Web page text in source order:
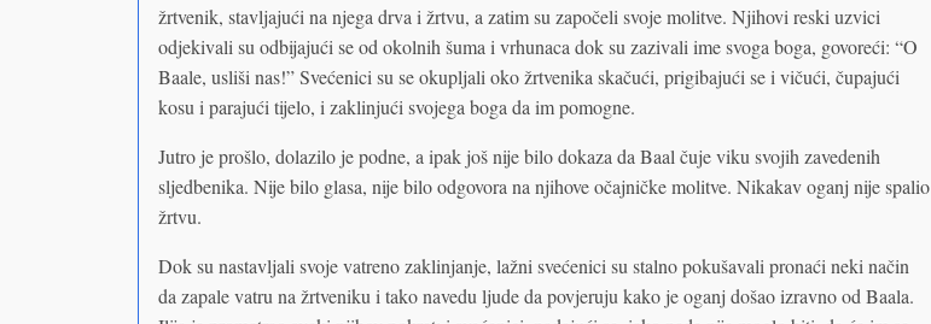
žrtvenik, stavljajući na njega drva i žrtvu, a zatim su započeli svoje molitve. Njihovi reski uzvici
odjekivali su odbijajući se od okolnih šuma i vrhunaca dok su zazivali ime svoga boga, govoreći: “O
Baale, usliši nas!” Svećenici su se okupljali oko žrtvenika skačući, prigibajući se i vičući, čupajući
kosu i parajući tijelo, i zaklinjući svojega boga da im pomogne.
Jutro je prošlo, dolazilo je podne, a ipak još nije bilo dokaza da Baal čuje viku svojih zavedenih
sljedbenika. Nije bilo glasa, nije bilo odgovora na njihove očajničke molitve. Nikakav oganj nije spalio
žrtvu.
Dok su nastavljali svoje vatreno zaklinjanje, lažni svećenici su stalno pokušavali pronaći neki način
da zapale vatru na žrtveniku i tako navedu ljude da povjeruju kako je oganj došao izravno od Baala.